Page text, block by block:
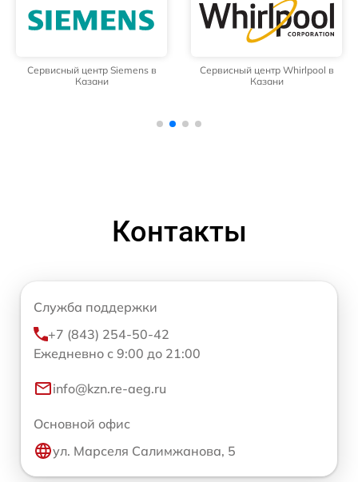
Сервисный центр Siemens в
Казани
Сервисный центр Whirlpool в
Казани
Контакты
Служба поддержки
+7 (843) 254-50-42
Ежедневно с 9:00 до 21:00
info@kzn.re-aeg.ru
Основной офис
ул. Марселя Салимжанова, 5